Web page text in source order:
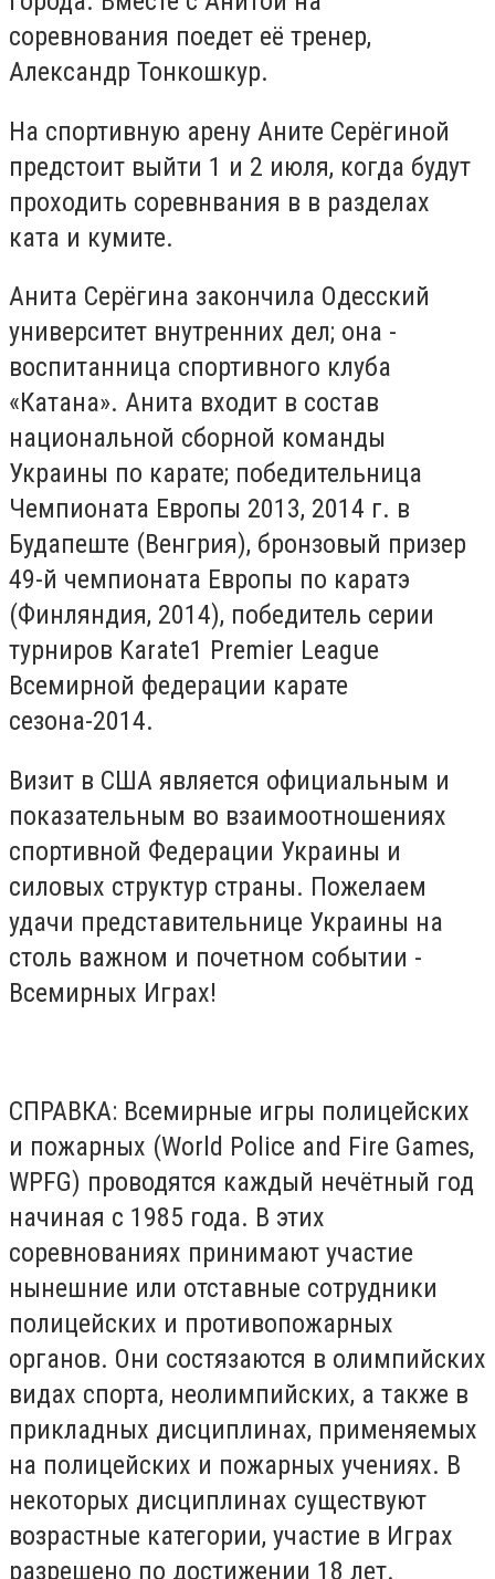
соревнования поедет её тренер,
Александр Тонкошкур.
На спортивную арену Аните Серёгиной
предстоит выйти 1 и 2 июля, когда будут
проходить соревнвания в в разделах
ката и кумите.
Анита Серёгина закончила Одесский
университет внутренних дел; она -
воспитанница спортивного клуба
«Катана». Анита входит в состав
национальной сборной команды
Украины по карате; победительница
Чемпионата Европы 2013, 2014 г. в
Будапеште (Венгрия), бронзовый призер
49-й чемпионата Европы по каратэ
(Финляндия, 2014), победитель серии
турниров Karate1 Premier League
Всемирной федерации карате
сезона-2014.
Визит в США является официальным и
показательным во взаимоотношениях
спортивной Федерации Украины и
силовых структур страны. Пожелаем
удачи представительнице Украины на
столь важном и почетном событии -
Всемирных Играх!
СПРАВКА: Всемирные игры полицейских
и пожарных (World Police and Fire Games,
WPFG) проводятся каждый нечётный год
начиная с 1985 года. В этих
соревнованиях принимают участие
нынешние или отставные сотрудники
полицейских и противопожарных
органов. Они состязаются в олимпийских
видах спорта, неолимпийских, а также в
прикладных дисциплинах, применяемых
на полицейских и пожарных учениях. В
некоторых дисциплинах существуют
возрастные категории, участие в Играх
разрешено по достижении 18 лет.